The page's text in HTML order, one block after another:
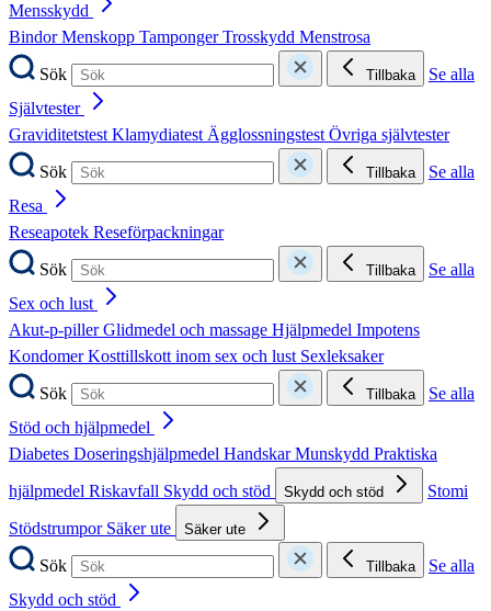
Mensskydd
BindorMenskopp TampongerTrosskydd Menstrosa
Sök
Tillbaka
Se alla
Självtester
GraviditetstestKlamydiatestÄgglossningstestÖvriga självtester
Sök
Tillbaka
Se alla
Resa
Reseapotek Reseförpackningar
Sök
Tillbaka
Se alla
Sex och lust
Akut-p-pillerGlidmedel och massage Hjälpmedel Impotens
KondomerKosttillskott inom sex och lust Sexleksaker
Sök
Tillbaka
Se alla
Stöd och hjälpmedel
Diabetes Doseringshjälpmedel HandskarMunskydd Praktiska
hjälpmedel Riskavfall Skydd och stöd Skydd och stöd
Stomi
Stödstrumpor Säker ute Säker ute
Sök Tillbaka
Se alla
Skydd och stöd